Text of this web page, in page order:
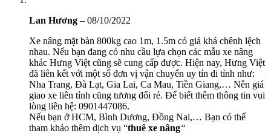
Lan Hương – 08/10/2022
Xe nâng mặt bàn 800kg cao 1m, 1.5m có giá khá chênh lệch
nhau. Nếu bạn đang có nhu cầu lựa chọn các mẫu xe nâng
khác Hưng Việt cũng sẽ cung cấp được. Hiện nay, Hưng Việt
đã liên kết với một số đơn vị vận chuyển uy tín đi tỉnh như:
Nha Trang, Đà Lạt, Gia Lai, Ca Mau, Tiền Giang,… Nên giá
giao xe liên tỉnh cũng tương đổi rẻ. Để biết thêm thông tin vui
lòng liên hệ: 0901447086.
Nếu bạn ở HCM, Bình Dương, Đồng Nai,… Bạn có thể
tham khảo thêm dịch vụ “thuê xe nâng“